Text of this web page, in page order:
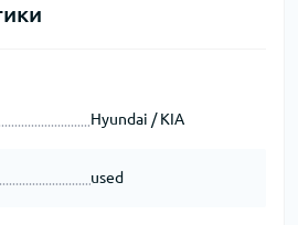
Hyundai / KIA
used